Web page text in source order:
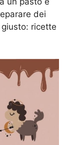
dei
ricette